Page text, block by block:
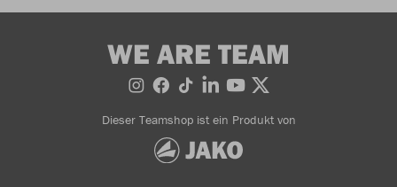
WE ARE TEAM
Dieser Teamshop ist ein Produkt von